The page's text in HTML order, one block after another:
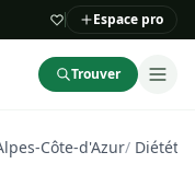
Espace pro
Trouver
Côte-d'Azur/